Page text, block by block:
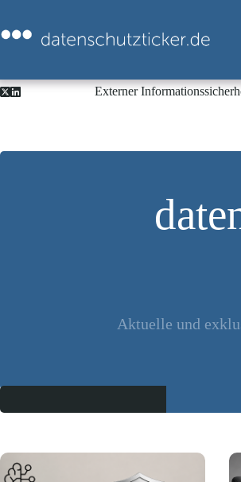
springen
Externer
Aktuelle und